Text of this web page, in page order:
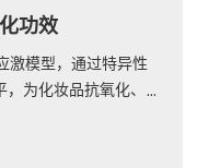
功效
激模型，通过特异性
为化妆品抗氧化、